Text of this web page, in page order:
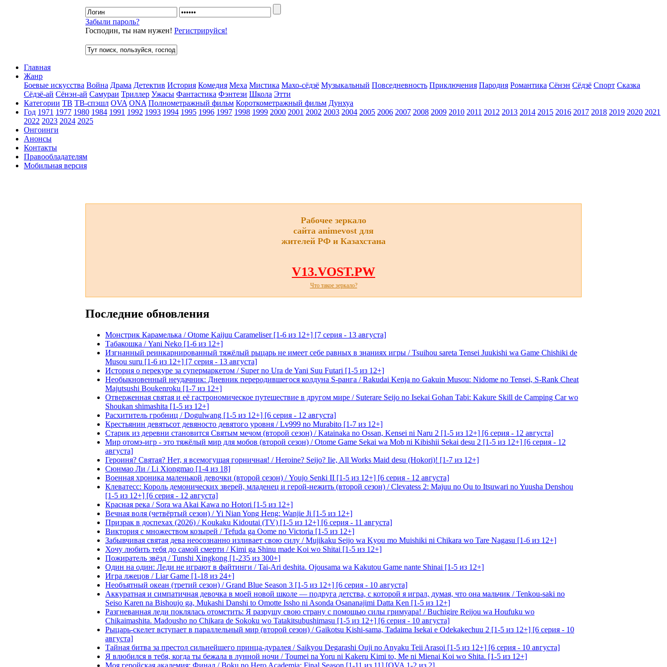
Забыли пароль?
Господин, ты нам нужен! Регистрируйся!
Главная
Жанр
Боевые искусства Война Драма Детектив История Комедия Меха Мистика Махо-сёдзё Музыкальный Повседневность Приключения Пародия Романтика Сёнэн Сёдзё Спорт Сказка
Сёдзё-ай Сёнэн-ай Самураи Триллер Ужасы Фантастика Фэнтези Школа Этти
Категории ТВ ТВ-спэшл OVA ONA Полнометражный фильм Короткометражный фильм Дунхуа
Год 1971 1977 1980 1984 1991 1992 1993 1994 1995 1996 1997 1998 1999 2000 2001 2002 2003 2004 2005 2006 2007 2008 2009 2010 2011 2012 2013 2014 2015 2016 2017 2018 2019 2020 2021
2022 2023 2024 2025
Онгоинги
Анонсы
Контакты
Правообладателям
Мобильная версия
Рабочее зеркало
сайта animevost для
жителей РФ и Казахстана
V13.VOST.PW
Что такое зеркало?
Последние обновления
Монстрик Карамелька / Otome Kaijuu Carameliser [1-6 из 12+] [7 серия - 13 августа]
Табакошка / Yani Neko [1-6 из 12+]
Изгнанный реинкарнированный тяжёлый рыцарь не имеет себе равных в знаниях игры / Tsuihou sareta Tensei Juukishi wa Game Chishiki de
Musou suru [1-6 из 12+] [7 серия - 13 августа]
История о перекуре за супермаркетом / Super no Ura de Yani Suu Futari [1-5 из 12+]
Необыкновенный неудачник: Дневник переродившегося колдуна S-ранга / Rakudai Kenja no Gakuin Musou: Nidome no Tensei, S-Rank Cheat
Majutsushi Boukenroku [1-7 из 12+]
Отверженная святая и её гастрономическое путешествие в другом мире / Suterare Seijo no Isekai Gohan Tabi: Kakure Skill de Camping Car wo
Shoukan shimashita [1-5 из 12+]
Расхититель гробниц / Dogulwang [1-5 из 12+] [6 серия - 12 августа]
Крестьянин девятьсот девяносто девятого уровня / Lv999 no Murabito [1-7 из 12+]
Старик из деревни становится Святым мечом (второй сезон) / Katainaka no Ossan, Kensei ni Naru 2 [1-5 из 12+] [6 серия - 12 августа]
Мир отомэ-игр - это тяжёлый мир для мобов (второй сезон) / Otome Game Sekai wa Mob ni Kibishii Sekai desu 2 [1-5 из 12+] [6 серия - 12
августа]
Героиня? Святая? Нет, я всемогущая горничная! / Heroine? Seijo? Iie, All Works Maid desu (Hokori)! [1-7 из 12+]
Сюнмао Ли / Li Xiongmao [1-4 из 18]
Военная хроника маленькой девочки (второй сезон) / Youjo Senki II [1-5 из 12+] [6 серия - 12 августа]
Клеватесс: Король демонических зверей, младенец и герой-нежить (второй сезон) / Clevatess 2: Majuu no Ou to Itsuwari no Yuusha Denshou
[1-5 из 12+] [6 серия - 12 августа]
Красная река / Sora wa Akai Kawa no Hotori [1-5 из 12+]
Вечная воля (четвёртый сезон) / Yi Nian Yong Heng: Wanjie Ji [1-5 из 12+]
Призрак в доспехах (2026) / Koukaku Kidoutai (TV) [1-5 из 12+] [6 серия - 11 августа]
Виктория с множеством козырей / Tefuda ga Oome no Victoria [1-5 из 12+]
Забывчивая святая дева неосознанно изливает свою силу / Mujikaku Seijo wa Kyou mo Muishiki ni Chikara wo Tare Nagasu [1-6 из 12+]
Хочу любить тебя до самой смерти / Kimi ga Shinu made Koi wo Shitai [1-5 из 12+]
Пожиратель звёзд / Tunshi Xingkong [1-235 из 300+]
Один на один: Леди не играют в файтинги / Tai-Ari deshita. Ojousama wa Kakutou Game nante Shinai [1-5 из 12+]
Игра лжецов / Liar Game [1-18 из 24+]
Необъятный океан (третий сезон) / Grand Blue Season 3 [1-5 из 12+] [6 серия - 10 августа]
Аккуратная и симпатичная девочка в моей новой школе — подруга детства, с которой я играл, думая, что она мальчик / Tenkou-saki no
Seiso Karen na Bishoujo ga, Mukashi Danshi to Omotte Issho ni Asonda Osananajimi Datta Ken [1-5 из 12+]
Разгневанная леди поклялась отомстить: Я разрушу свою страну с помощью силы гримуара! / Buchigire Reijou wa Houfuku wo
Chikaimashita. Madousho no Chikara de Sokoku wo Tatakitsubushimasu [1-5 из 12+] [6 серия - 10 августа]
Рыцарь-скелет вступает в параллельный мир (второй сезон) / Gaikotsu Kishi-sama, Tadaima Isekai e Odekakechuu 2 [1-5 из 12+] [6 серия - 10
августа]
Тайная битва за престол сильнейшего принца-дуралея / Saikyou Degarashi Ouji no Anyaku Teii Arasoi [1-5 из 12+] [6 серия - 10 августа]
Я влюбился в тебя, когда ты бежала в лунной ночи / Toumei na Yoru ni Kakeru Kimi to, Me ni Mienai Koi wo Shita. [1-5 из 12+]
Моя геройская академия: Финал / Boku no Hero Academia: Final Season [1-11 из 11] [OVA 1-2 из 2]